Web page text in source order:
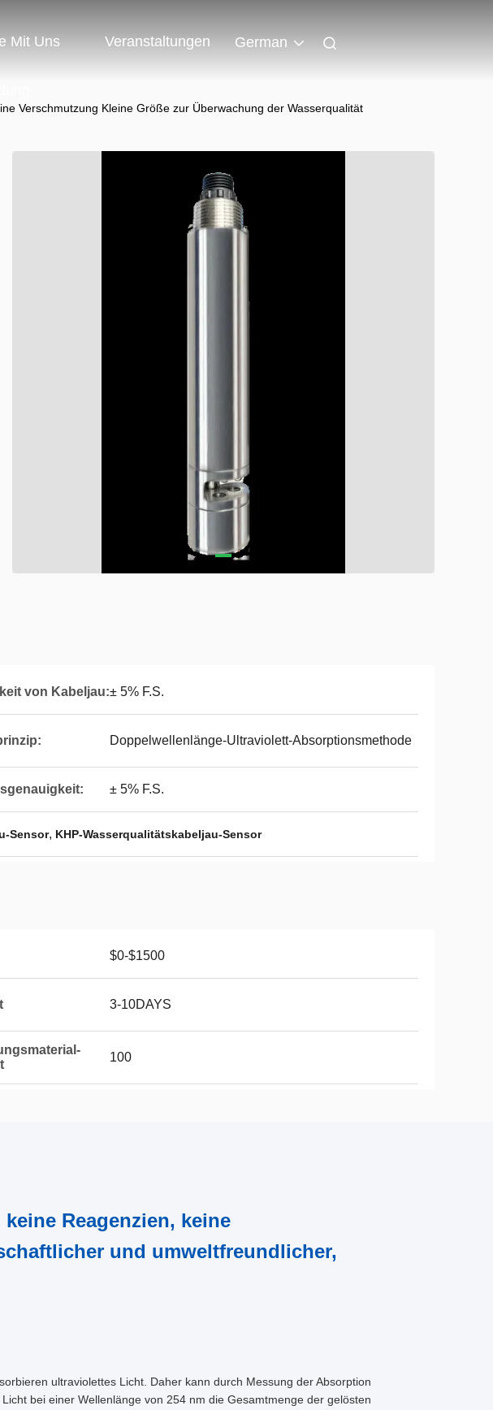
Mit Uns Veranstaltungen German
Verschmutzung Kleine Größe zur Überwachung der Wasserqualität
von Kabeljau:± 5% F.S.
Doppelwellenlänge-Ultraviolett-Absorptionsmethode
± 5% F.S.
Sensor, KHP-Wasserqualitätskabeljau-Sensor
$0-$1500
3-10DAYS
100
Reagenzien, keine
und umweltfreundlicher,
ultraviolettes Licht. Daher kann durch Messung der Absorption
bei einer Wellenlänge von 254 nm die Gesamtmenge der gelösten